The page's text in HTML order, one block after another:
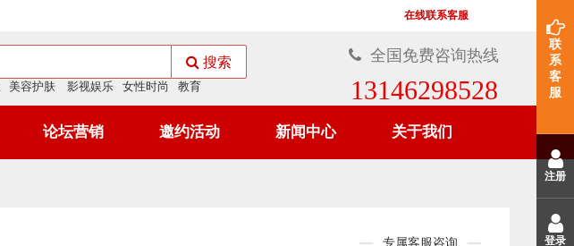
在线联系客服
搜索
美容护肤 影视娱乐 女性时尚 教育
全国免费咨询热线
13146298528
论坛营销 邀约活动 新闻中心 关于我们
专属客服咨询
联
系
客
服
注册
登录